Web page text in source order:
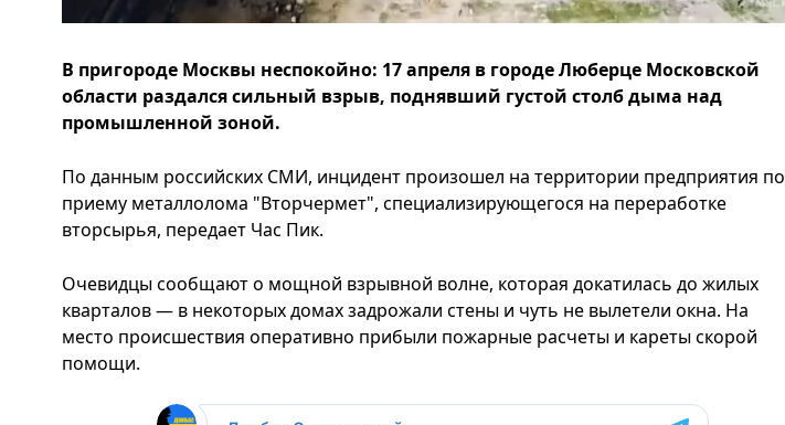
В пригороде Москвы неспокойно: 17 апреля в городе Люберце Московской
области раздался сильный взрыв, поднявший густой столб дыма над
промышленной зоной.
По данным российских СМИ, инцидент произошел на территории предприятия по
приему металлолома "Вторчермет", специализирующегося на переработке
вторсырья, передает Час Пик.
Очевидцы сообщают о мощной взрывной волне, которая докатилась до жилых
кварталов — в некоторых домах задрожали стены и чуть не вылетели окна. На
место происшествия оперативно прибыли пожарные расчеты и кареты скорой
помощи.